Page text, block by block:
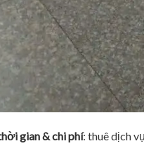
gian & chi phí: thuê dịch